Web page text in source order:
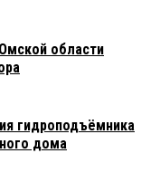
области
гидроподъёмника
дома